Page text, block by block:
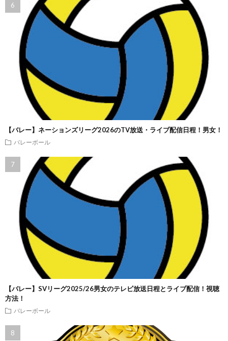
【バレー】ネーションズリーグ2026のTV放送・ライブ配信日程！男女！
バレーボール
【バレー】SVリーグ2025/26男女のテレビ放送日程とライブ配信！視聴
方法！
バレーボール